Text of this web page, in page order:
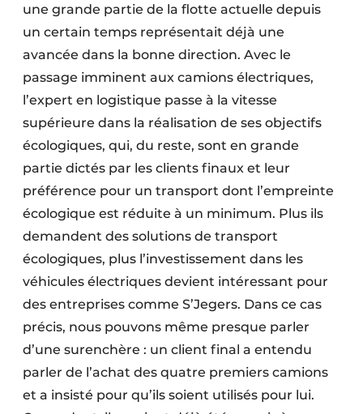
une grande partie de la flotte actuelle depuis
un certain temps représentait déjà une
avancée dans la bonne direction. Avec le
passage imminent aux camions électriques,
l’expert en logistique passe à la vitesse
supérieure dans la réalisation de ses objectifs
écologiques, qui, du reste, sont en grande
partie dictés par les clients finaux et leur
préférence pour un transport dont l’empreinte
écologique est réduite à un minimum. Plus ils
demandent des solutions de transport
écologiques, plus l’investissement dans les
véhicules électriques devient intéressant pour
des entreprises comme S’Jegers. Dans ce cas
précis, nous pouvons même presque parler
d’une surenchère : un client final a entendu
parler de l’achat des quatre premiers camions
et a insisté pour qu’ils soient utilisés pour lui.